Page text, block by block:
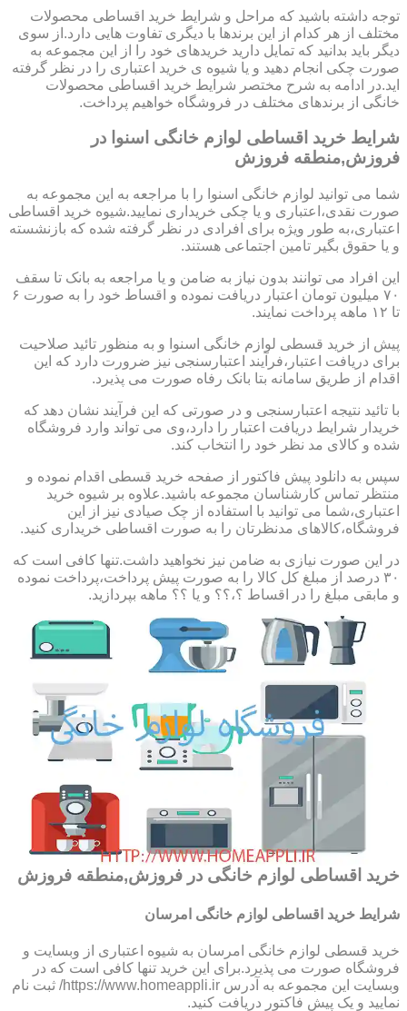
توجه داشته باشید که مراحل و شرایط خرید اقساطی محصولات
مختلف از هر کدام از این برندها با دیگری تفاوت هایی دارد.از سوی
دیگر باید بدانید که تمایل دارید خریدهای خود را از این مجموعه به
صورت چکی انجام دهید و یا شیوه ی خرید اعتباری را در نظر گرفته
اید.در ادامه به شرح مختصر شرایط خرید اقساطی محصولات
خانگی از برندهای مختلف در فروشگاه خواهیم پرداخت.
شرایط خرید اقساطی لوازم خانگی اسنوا در
فروزش,منطقه فروزش
شما می توانید لوازم خانگی اسنوا را با مراجعه به این مجموعه به
صورت نقدی،اعتباری و یا چکی خریداری نمایید.شیوه خرید اقساطی
اعتباری،به طور ویژه برای افرادی در نظر گرفته شده که بازنشسته
و یا حقوق بگیر تامین اجتماعی هستند.
این افراد می توانند بدون نیاز به ضامن و یا مراجعه به بانک تا سقف
۷۰ میلیون تومان اعتبار دریافت نموده و اقساط خود را به صورت ۶
تا ۱۲ ماهه پرداخت نمایند.
پیش از خرید قسطی لوازم خانگی اسنوا و به منظور تائید صلاحیت
برای دریافت اعتبار،فرآیند اعتبارسنجی نیز ضرورت دارد که این
اقدام از طریق سامانه بتا بانک رفاه صورت می پذیرد.
با تائید نتیجه اعتبارسنجی و در صورتی که این فرآیند نشان دهد که
خریدار شرایط دریافت اعتبار را دارد،وی می تواند وارد فروشگاه
شده و کالای مد نظر خود را انتخاب کند.
سپس به دانلود پیش فاکتور از صفحه خرید قسطی اقدام نموده و
منتظر تماس کارشناسان مجموعه باشید.علاوه بر شیوه خرید
اعتباری،شما می توانید با استفاده از چک صیادی نیز از این
فروشگاه،کالاهای مدنظرتان را به صورت اقساطی خریداری کنید.
در این صورت نیازی به ضامن نیز نخواهید داشت.تنها کافی است که
۳۰ درصد از مبلغ کل کالا را به صورت پیش پرداخت،پرداخت نموده
و مابقی مبلغ را در اقساط ؟،؟؟ و یا ؟؟ ماهه بپردازید.
خرید اقساطی لوازم خانگی در فروزش,منطقه فروزش
شرایط خرید اقساطی لوازم خانگی امرسان
خرید قسطی لوازم خانگی امرسان به شیوه اعتباری از وبسایت و
فروشگاه صورت می پذیرد.برای این خرید تنها کافی است که در
وبسایت این مجموعه به آدرس https://www.homeappli.ir/ ثبت نام
نمایید و یک پیش فاکتور دریافت کنید.